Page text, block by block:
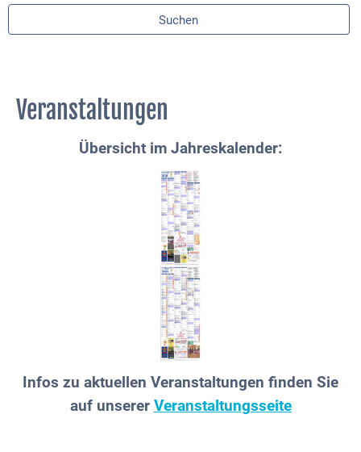
Suchen
Veranstaltungen
Übersicht im Jahreskalender:
Infos zu aktuellen Veranstaltungen finden Sie
auf unserer Veranstaltungsseite